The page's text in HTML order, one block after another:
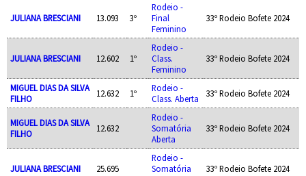
JULIANA BRESCIANI 13.093 3º
Rodeio -
Final
Feminino
33º Rodeio Bofete 2024
JULIANA BRESCIANI 12.602 1º
Rodeio -
Class.
Feminino
33º Rodeio Bofete 2024
MIGUEL DIAS DA SILVA
FILHO
12.632 1º
Rodeio -
Class. Aberta
33º Rodeio Bofete 2024
MIGUEL DIAS DA SILVA
FILHO
12.632
Rodeio -
Somatória
Aberta
33º Rodeio Bofete 2024
JULIANA BRESCIANI 25.695
Rodeio -
Somatória
33º Rodeio Bofete 2024